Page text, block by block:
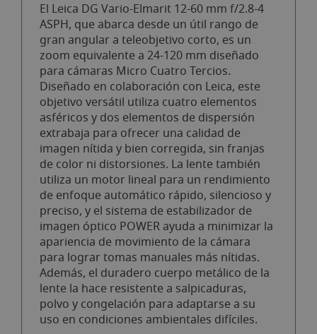
El Leica DG Vario-Elmarit 12-60 mm f/2.8-4
ASPH, que abarca desde un útil rango de
gran angular a teleobjetivo corto, es un
zoom equivalente a 24-120 mm diseñado
para cámaras Micro Cuatro Tercios.
Diseñado en colaboración con Leica, este
objetivo versátil utiliza cuatro elementos
asféricos y dos elementos de dispersión
extrabaja para ofrecer una calidad de
imagen nítida y bien corregida, sin franjas
de color ni distorsiones. La lente también
utiliza un motor lineal para un rendimiento
de enfoque automático rápido, silencioso y
preciso, y el sistema de estabilizador de
imagen óptico POWER ayuda a minimizar la
apariencia de movimiento de la cámara
para lograr tomas manuales más nítidas.
Además, el duradero cuerpo metálico de la
lente la hace resistente a salpicaduras,
polvo y congelación para adaptarse a su
uso en condiciones ambientales difíciles.